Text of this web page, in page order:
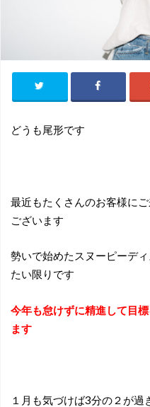
どうも尾形です
最近もたくさんのお客様に
ございます
勢いで始めたスヌーピーデ
たい限りです
今年も怠けずに精進して目
ます
１月も気づけば3分の２が過